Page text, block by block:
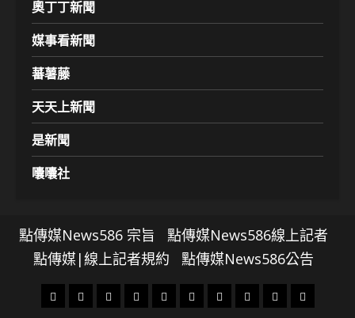
奧丁丁新聞
媒事看新聞
蕃薯藤
天天上新聞
是新聞
囔囔社
點傳媒News586 宗旨
點傳媒News586線上記者
點傳媒|線上記者規約
點傳媒News586公告
頭
財
地
文
專
娛
政
國
運
生